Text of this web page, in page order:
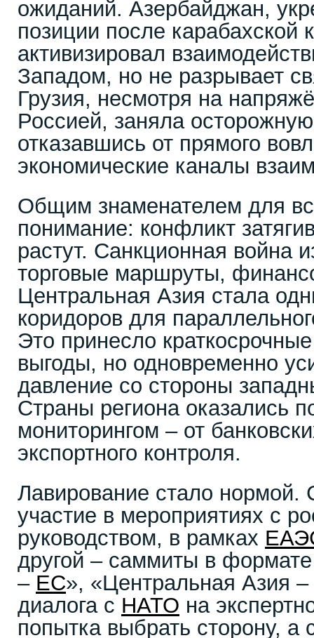
ожиданий. Азербайджан,
позиции после карабахской
активизировал
Западом, но не разрывает
Грузия, несмотря на
Россией, заняла
отказавшись от прямого
экономические каналы
Общим знаменателем для
понимание: конфликт
растут. Санкционная война
торговые маршруты,
Центральная Азия стала
коридоров для
Это принесло
выгоды, но одновременно
давление со стороны
Страны региона оказались
мониторингом – от
экспортного контроля.
Лавирование стало нормой.
участие в мероприятиях с
руководством, в рамках
другой – саммиты в
– ЕС», «Центральная Азия
диалога с НАТО на
попытка выбрать сторону, а